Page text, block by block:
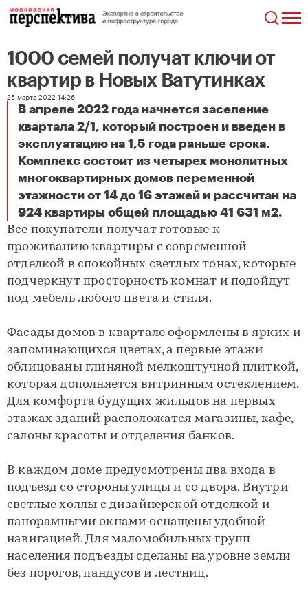
1000 семей получат ключи от
квартир в Новых Ватутинках
25 марта 2022 14:26
В апреле 2022 года начнется заселение
квартала 2/1, который построен и введен в
эксплуатацию на 1,5 года раньше срока.
Комплекс состоит из четырех монолитных
многоквартирных домов переменной
этажности от 14 до 16 этажей и рассчитан на
924 квартиры общей площадью 41 631 м2.
1000 семей получат ключи от квартир в Новых Ватутинках
Все покупатели получат готовые к
проживанию квартиры с современной
отделкой в спокойных светлых тонах, которые
подчеркнут просторность комнат и подойдут
под мебель любого цвета и стиля.
Фасады домов в квартале оформлены в ярких и
запоминающихся цветах, а первые этажи
облицованы глиняной мелкоштучной плиткой,
которая дополняется витринным остеклением.
Для комфорта будущих жильцов на первых
этажах зданий расположатся магазины, кафе,
салоны красоты и отделения банков.
В каждом доме предусмотрены два входа в
подъезд со стороны улицы и со двора. Внутри
светлые холлы с дизайнерской отделкой и
панорамными окнами оснащены удобной
навигацией. Для маломобильных групп
населения подъезды сделаны на уровне земли
без порогов, пандусов и лестниц.